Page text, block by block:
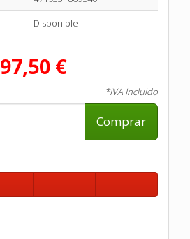
Disponible
97,50 €
*IVA Incluido
Comprar